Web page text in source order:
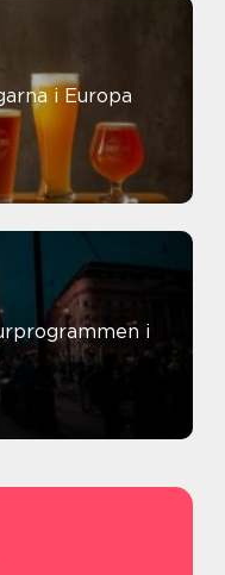
i Europa
i